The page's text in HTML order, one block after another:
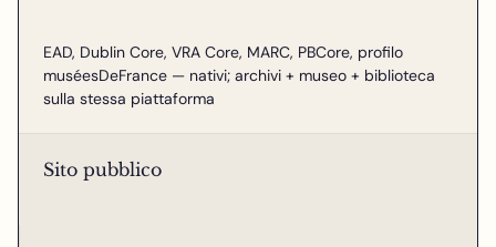
EAD, Dublin Core, VRA Core, MARC, PBCore, profilo
muséesDeFrance — nativi; archivi + museo + biblioteca
sulla stessa piattaforma
Sito pubblico